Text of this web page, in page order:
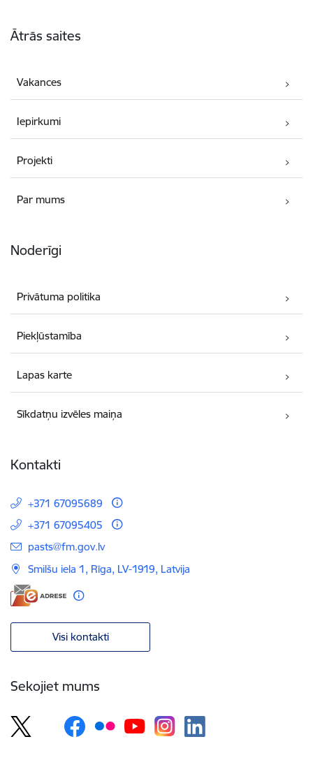
Ātrās saites
Vakances
Iepirkumi
Projekti
Par mums
Noderīgi
Privātuma politika
Piekļūstamība
Lapas karte
Sīkdatņu izvēles maiņa
Kontakti
+371 67095689
+371 67095405
E-pasts:
pasts@fm.gov.lv
Smilšu iela 1, Rīga, LV-1919, Latvija
Visi kontakti
Sekojiet mums